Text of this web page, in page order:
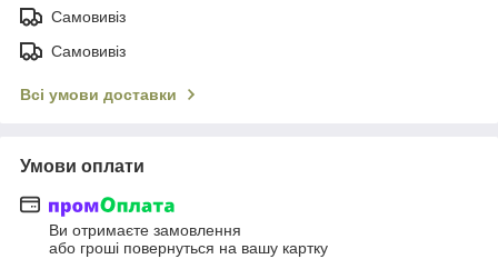
Самовивіз
Самовивіз
Всі умови доставки
Умови оплати
Ви отримаєте замовлення
або гроші повернуться на вашу картку